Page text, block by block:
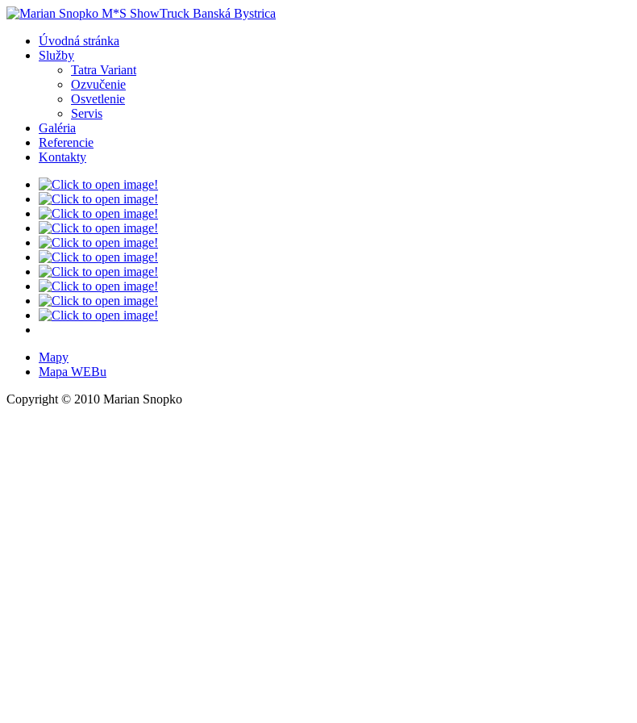
Úvodná stránka
Služby
Tatra Variant
Ozvučenie
Osvetlenie
Servis
Galéria
Referencie
Kontakty
Mapy
Mapa WEBu
Copyright © 2010 Marian Snopko